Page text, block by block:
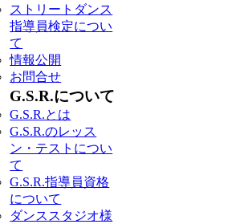
ストリートダンス
指導員検定につい
て
情報公開
お問合せ
G.S.R.について
G.S.R.とは
G.S.R.のレッス
ン・テストについ
て
G.S.R.指導員資格
について
ダンススタジオ様